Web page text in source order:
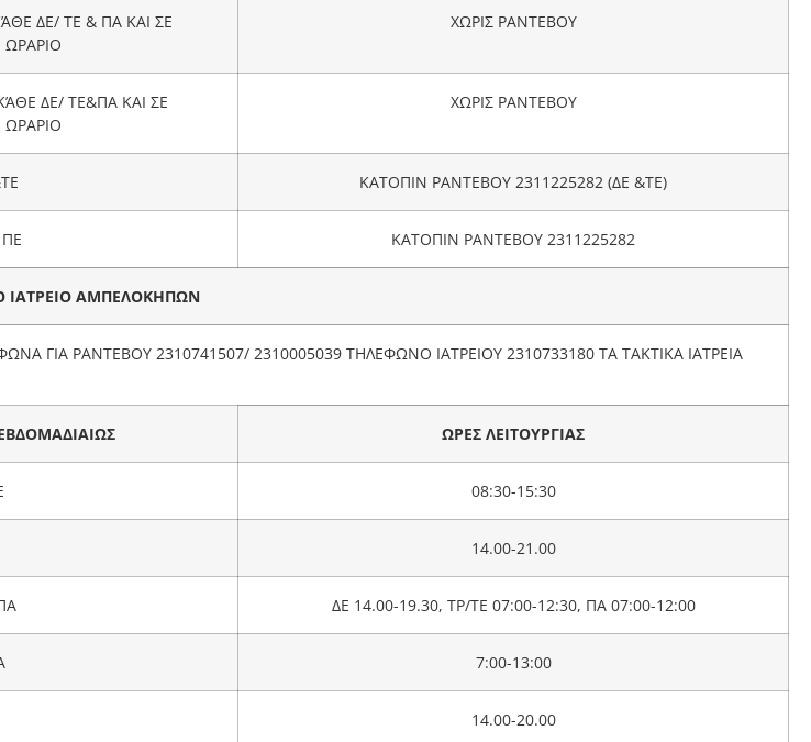
ΔΕ/ ΤΕ & ΠΑ ΚΑΙ ΣΕ
ΧΩΡΙΣ ΡΑΝΤΕΒΟΥ
ΔΕ/ ΤΕ&ΠΑ ΚΑΙ ΣΕ
ΧΩΡΙΣ ΡΑΝΤΕΒΟΥ
ΚΑΤΟΠΙΝ ΡΑΝΤΕΒΟΥ 2311225282 (ΔΕ &ΤΕ)
ΚΑΤΟΠΙΝ ΡΑΝΤΕΒΟΥ 2311225282
ΙΑΤΡΕΙΟ ΑΜΠΕΛΟΚΗΠΩΝ
ΓΙΑ ΡΑΝΤΕΒΟΥ 2310741507/ 2310005039 ΤΗΛΕΦΩΝΟ ΙΑΤΡΕΙΟΥ 2310733180 ΤΑ ΤΑΚΤΙΚΑ ΙΑΤΡΕΙΑ
ΩΡΕΣ ΛΕΙΤΟΥΡΓΙΑΣ
08:30-15:30
14.00-21.00
ΔΕ 14.00-19.30, ΤΡ/ΤΕ 07:00-12:30, ΠΑ 07:00-12:00
7:00-13:00
14.00-20.00